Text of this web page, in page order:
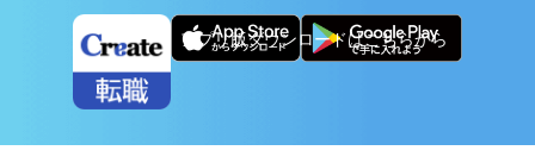
アプリ版ダウンロードはこちらから